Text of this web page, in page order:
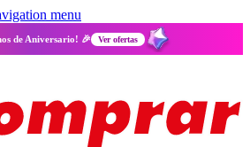
menu
de Aniversario! 🎉 Ver ofertas